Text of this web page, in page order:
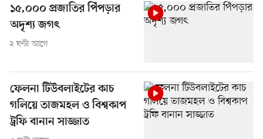
১৫,০০০ প্রজাতির পিঁপড়ার
অদৃশ্য জগৎ
২ ঘণ্টা আগে
ফেলনা টিউবলাইটের কাচ
গলিয়ে তাজমহল ও বিশ্বকাপ
ট্রফি বানান সাজ্জাত